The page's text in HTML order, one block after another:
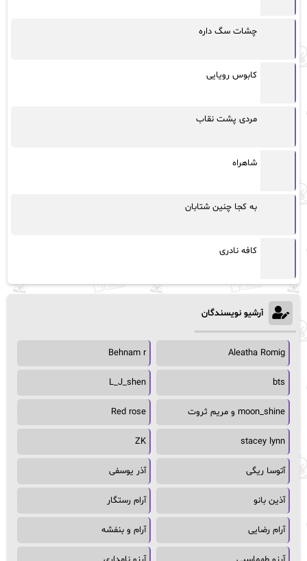
چشات سگ داره
کابوس رویایی
مردی پشت نقاب
شاهراه
به کجا چنین شتابان
کافه نادری
آرشیو نویسندگان
Aleatha Romig
Behnam r
bts
L_J_shen
moon_shine و مریم ثروت Red rose
stacey lynn
ZK
آتوسا ریگی آذر یوسفی
آذین بانو آرام رستگار
آرام رضایی آرام و بنفشه